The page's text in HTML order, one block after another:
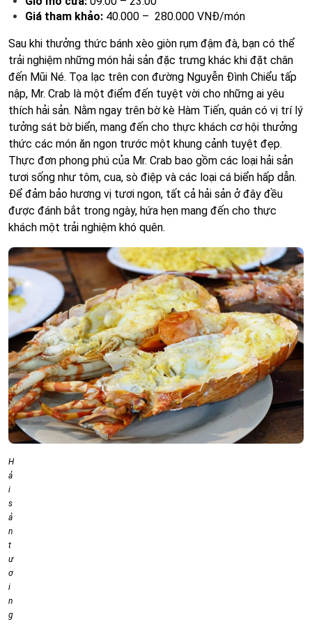
Giá tham khảo: 40.000 – 280.000 VNĐ/món
Sau khi thưởng thức bánh xèo giòn rụm đậm đà, bạn có thể
trải nghiệm những món hải sản đặc trưng khác khi đặt chân
đến Mũi Né. Tọa lạc trên con đường Nguyễn Đình Chiểu tấp
nập, Mr. Crab là một điểm đến tuyệt vời cho những ai yêu
thích hải sản. Nằm ngay trên bờ kè Hàm Tiến, quán có vị trí lý
tưởng sát bờ biển, mang đến cho thực khách cơ hội thưởng
thức các món ăn ngon trước một khung cảnh tuyệt đẹp.
Thực đơn phong phú của Mr. Crab bao gồm các loại hải sản
tươi sống như tôm, cua, sò điệp và các loại cá biển hấp dẫn.
Để đảm bảo hương vị tươi ngon, tất cả hải sản ở đây đều
được đánh bắt trong ngày, hứa hẹn mang đến cho thực
khách một trải nghiệm khó quên.
H
ả
i
s
ả
n
t
ư
ơ
i
n
g